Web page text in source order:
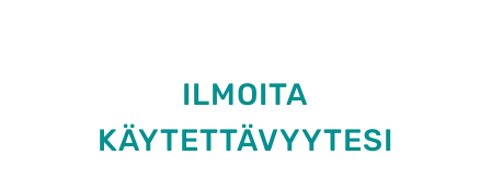
ILMOITA
KÄYTETTÄVYYTESI